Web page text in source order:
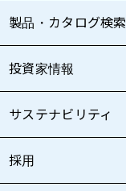
製品・カタログ検索
投資家情報
サステナビリティ
採用